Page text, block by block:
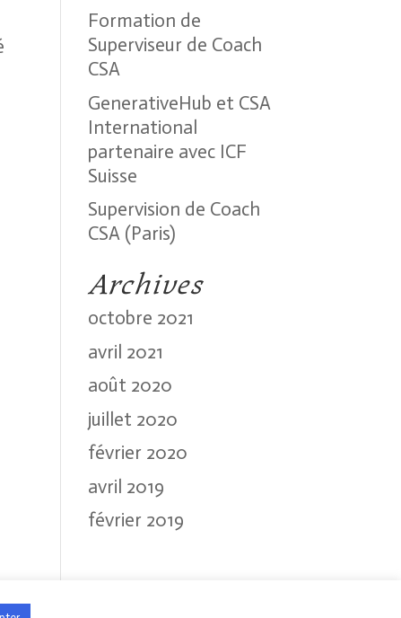
Formation de
Superviseur de Coach
CSA
GenerativeHub et CSA
International
partenaire avec ICF
Suisse
Supervision de Coach
CSA (Paris)
Archives
octobre 2021
avril 2021
août 2020
juillet 2020
février 2020
avril 2019
février 2019